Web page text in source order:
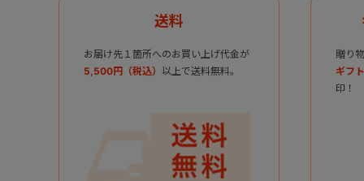
送料
お届け先１箇所へのお買い上げ代金が
5,500円（税込） 以上で送料無料。
贈り
ギフ
印！